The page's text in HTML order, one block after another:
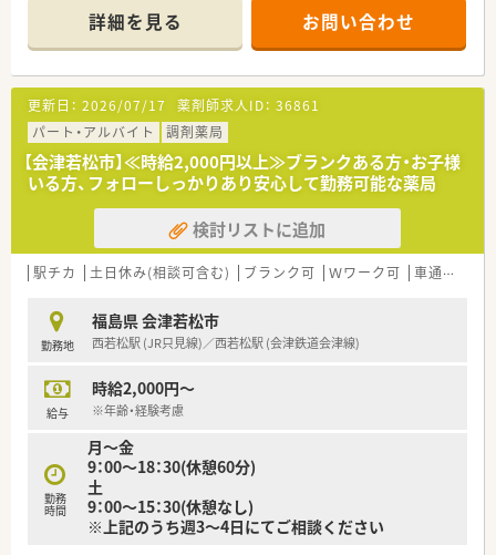
■竹田総合病院の門前に構えており、1日に約100枚の処方箋を
総合科目として多岐にわたる診療科から幅広く応需しておりま
す。
■現場は薬剤師4名と事務スタッフ3名の体制で運営されてお
り、一人ひとりが互いに協力し合いながら日々の業務に励んでい
ます。
【法人特徴について】
■東日本を中心に約200店舗の調剤薬局を展開しており、医療の
需要がある地域へ積極的に出店を続ける安定成長企業でござい
ます。
■薬局事業のほかに全31の介護施設も運営しており、在宅医療
や多職種連携といった先進的な地域包括ケアに注力していま
す。
を自らの喜びと感じられる豊かな人間力の育成を目指していま
す。
■ワークライフバランスを重視したい方にとって、希望休の取得
しやすさと残業の少なさは非常に大きなメリットとしてお勧め
■総合病院の門前で幅広い科目の処方に触れることで、短期間の
うちに薬剤師としての実践力を格段に高めたい方に最適な環境
です。
■結婚や出産などのライフイベントを経ても、キャリアを断絶す
ることなく全国の店舗網を活かして長く働き続けたい方に適し
詳細を見る お問い合わせ
更新日： 2026/07/17 薬剤師求人ID： 36861
パート・アルバイト
調剤薬局
【会津若松市】≪時給2,000円以上≫ブランクある方・お子様
いる方、フォローしっかりあり安心して勤務可能な薬局
検討リストに追加
駅チカ 土日休み(相談可含む) ブランク可 Ｗワーク可 車通勤可
勤務地
福島県 会津若松市
西若松駅 (JR只見線)／西若松駅 (会津鉄道会津線)
給与
時給2,000円～
※年齢・経験考慮
勤務
時間
月～金
9：00～18：30(休憩60分)
土
9：00～15：30(休憩なし)
※上記のうち週3～4日にてご相談ください